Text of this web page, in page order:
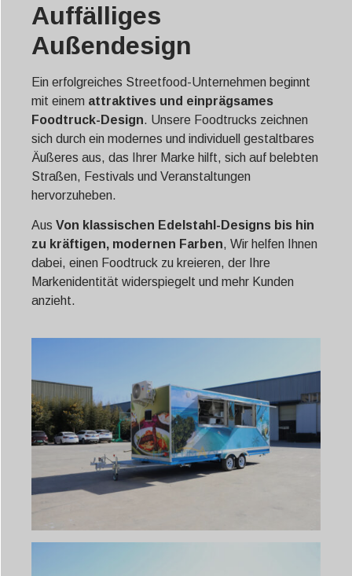
Auffälliges
Außendesign
Ein erfolgreiches Streetfood-Unternehmen beginnt
mit einem attraktives und einprägsames
Foodtruck-Design. Unsere Foodtrucks zeichnen
sich durch ein modernes und individuell gestaltbares
Äußeres aus, das Ihrer Marke hilft, sich auf belebten
Straßen, Festivals und Veranstaltungen
hervorzuheben.
Aus Von klassischen Edelstahl-Designs bis hin
zu kräftigen, modernen Farben, Wir helfen Ihnen
dabei, einen Foodtruck zu kreieren, der Ihre
Markenidentität widerspiegelt und mehr Kunden
anzieht.